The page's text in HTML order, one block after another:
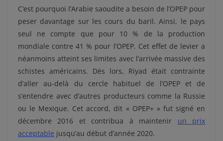
C’est pourquoi l’Arabie saoudite a besoin de l’OPEP pour
peser davantage sur les cours du baril. Ainsi, le pays
seul ne compte que pour 10 % de la production
mondiale contre 41 % pour l’OPEP. Cet effet de levier a
néanmoins atteint ses limites avec l’arrivée massive des
schistes américains. Dès lors, Riyad était contrainte
d’aller au-delà du cercle habituel de l’OPEP et de
s’entendre avec d’autres producteurs comme la Russie
ou le Mexique. Cet accord, dit « OPEP+ » fut signé en
décembre 2016 et contribua à maintenir un prix
acceptable jusqu’au début d’année 2020.